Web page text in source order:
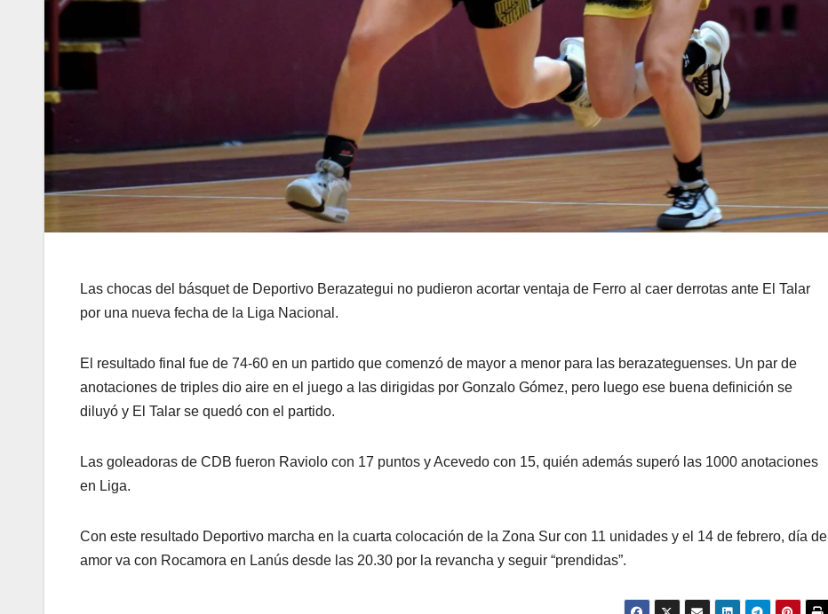
Las chocas del básquet de Deportivo Berazategui no pudieron acortar ventaja de Ferro al caer derrotas ante El Talar
por una nueva fecha de la Liga Nacional.
El resultado final fue de 74-60 en un partido que comenzó de mayor a menor para las berazateguenses. Un par de
anotaciones de triples dio aire en el juego a las dirigidas por Gonzalo Gómez, pero luego ese buena definición se
diluyó y El Talar se quedó con el partido.
Las goleadoras de CDB fueron Raviolo con 17 puntos y Acevedo con 15, quién además superó las 1000 anotaciones
en Liga.
Con este resultado Deportivo marcha en la cuarta colocación de la Zona Sur con 11 unidades y el 14 de febrero, día del
amor va con Rocamora en Lanús desde las 20.30 por la revancha y seguir “prendidas”.